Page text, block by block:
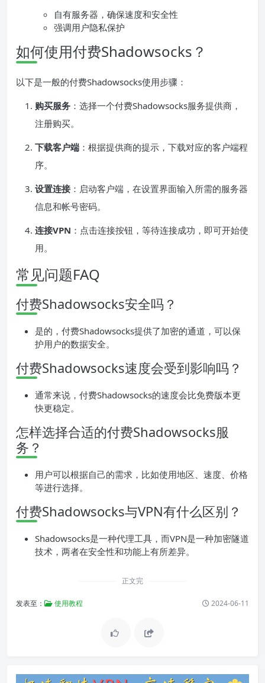
自有服务器，确保速度和安全性
强调用户隐私保护
如何使用付费Shadowsocks？
以下是一般的付费Shadowsocks使用步骤：
购买服务 ：选择一个付费Shadowsocks服务提供商，
注册购买。
下载客户端 ：根据提供商的提示，下载对应的客户端程
序。
设置连接 ：启动客户端，在设置界面输入所需的服务器
信息和帐号密码。
连接VPN ：点击连接按钮，等待连接成功，即可开始使
用。
常见问题FAQ
付费Shadowsocks安全吗？
是的，付费Shadowsocks提供了加密的通道，可以保
护用户的数据安全。
付费Shadowsocks速度会受到影响吗？
通常来说，付费Shadowsocks的速度会比免费版本更
快更稳定。
怎样选择合适的付费Shadowsocks服
务？
用户可以根据自己的需求，比如使用地区、速度、价格
等进行选择。
付费Shadowsocks与VPN有什么区别？
Shadowsocks是一种代理工具，而VPN是一种加密隧道
技术，两者在安全性和功能上有所差异。
正文完
发表至： 使用教程 2024-06-11